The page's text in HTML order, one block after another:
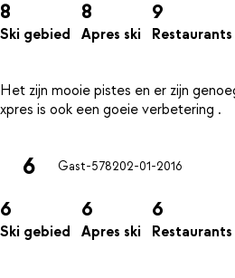
8
Ski gebied
8
Apres ski
9
Restaurants
Het zijn mooie pistes en er zijn
6 Gast-578202-01-2016
6
Ski gebied
6
Apres ski
6
Restaurants